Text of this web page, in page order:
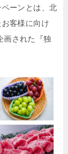
ーンとは、北
客様に向け
画された『独